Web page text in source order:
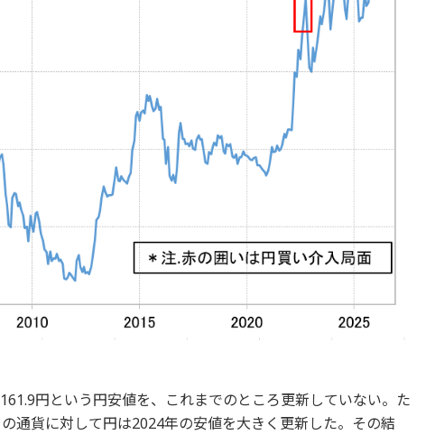
円という円安値を、これまでのところ更新していない。た
通貨に対して円は2024年の安値を大きく更新した。その結